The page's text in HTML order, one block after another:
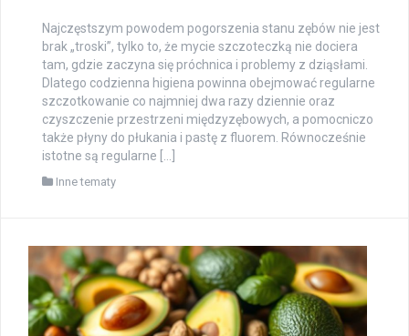
Najczęstszym powodem pogorszenia stanu zębów nie jest
brak „troski”, tylko to, że mycie szczoteczką nie dociera
tam, gdzie zaczyna się próchnica i problemy z dziąsłami.
Dlatego codzienna higiena powinna obejmować regularne
szczotkowanie co najmniej dwa razy dziennie oraz
czyszczenie przestrzeni międzyzębowych, a pomocniczo
także płyny do płukania i pastę z fluorem. Równocześnie
istotne są regularne […]
Inne tematy